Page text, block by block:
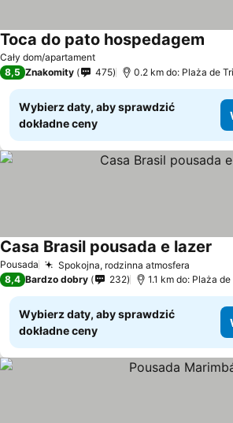
Cały dom/apartament
Toca do pato hospedagem
8,5 Znakomity 475 0.2 km do: Plaża de
Wybierz daty, aby sprawdzić
dokładne ceny
Pousada Spokojna, rodzinna atmosfera
Casa Brasil pousada e lazer
8,4 Bardzo dobry 232 1.1 km do: Plaża
Wybierz daty, aby sprawdzić
dokładne ceny